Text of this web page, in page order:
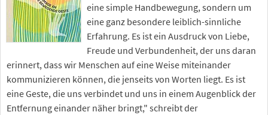
eine simple Handbewegung, sondern um
eine ganz besondere leiblich-sinnliche
Erfahrung. Es ist ein Ausdruck von Liebe,
Freude und Verbundenheit, der uns daran
erinnert, dass wir Menschen auf eine Weise miteinander
kommunizieren können, die jenseits von Worten liegt. Es ist
eine Geste, die uns verbindet und uns in einem Augenblick der
Entfernung einander näher bringt," schreibt der